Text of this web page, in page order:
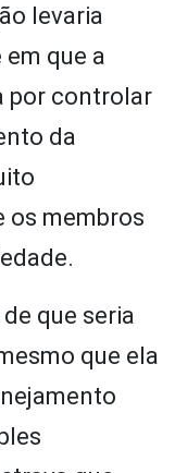
levaria
que a
por controlar
da
os membros
que seria
que ela